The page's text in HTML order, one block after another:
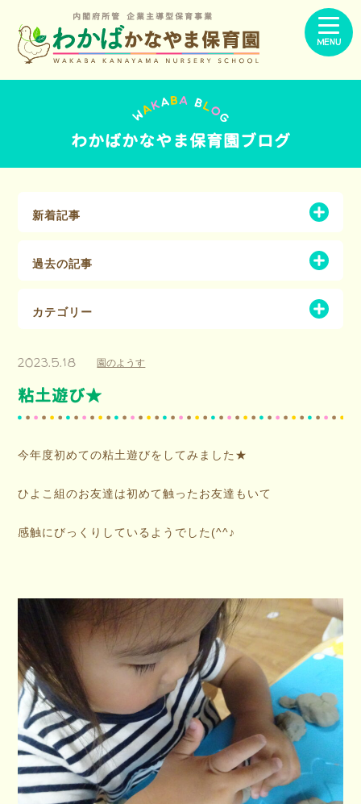
内閣府所管 企業主導型保育事業
MENU
わかばかなやま保育園ブログ
新着記事
過去の記事
カテゴリー
2023.5.18 園のようす
粘土遊び★
今年度初めての粘土遊びをしてみました★
ひよこ組のお友達は初めて触ったお友達もいて
感触にびっくりしているようでした(^^♪